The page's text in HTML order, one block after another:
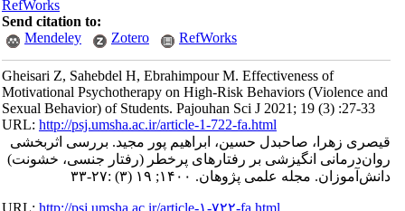
Mendeley
Zotero
Gheisari Z, Sahebdel H, Ebrahimpour M.
Motivational Psychotherapy on High-Risk
Sexual Behavior) of Students. Pajouhan Sci J
URL:http://psj.umsha.ac.ir/article-1-722-fa.html
حسین، ابراهیم پور مجید. بررسی اثربخشی
بر رفتارهای پرخطر (رفتار جنسی، خشونت)
۱۴۰۰; ۱۹ (۳) :۲۷-۳۳
URL:http://psj.umsha.ac.ir/article-۱-۷۲۲-fa.html